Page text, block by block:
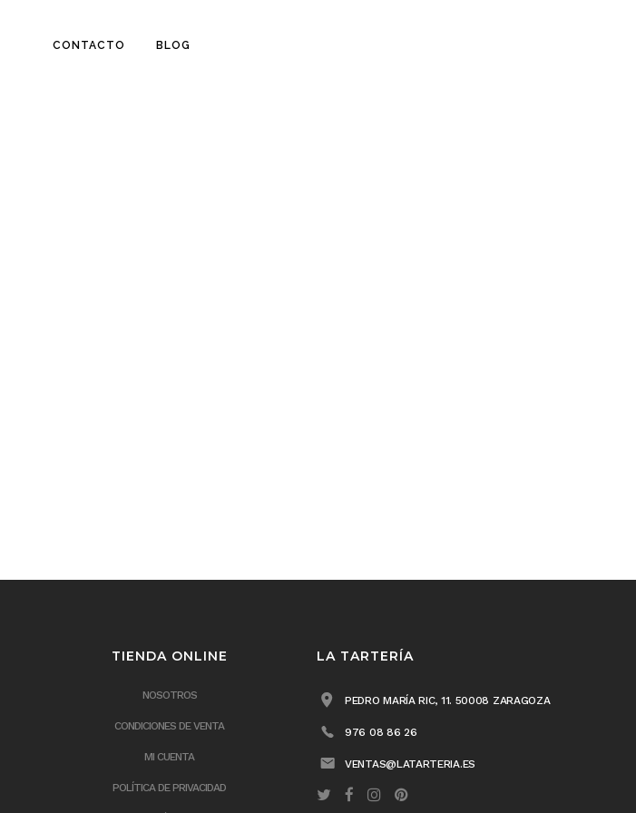
CONTACTO BLOG
TIENDA ONLINE
NOSOTROS
CONDICIONES DE VENTA
MI CUENTA
POLÍTICA DE PRIVACIDAD
LA TARTERÍA
PEDRO MARÍA RIC, 11. 50008 ZARAGOZA
976 08 86 26
VENTAS@LATARTERIA.ES